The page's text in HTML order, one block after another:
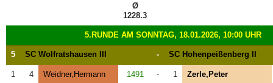
Ø
1228.3
5.RUNDE AM SONNTAG, 18.01.2026, 10:00 UHR
5 SC Wolfratshausen III - SC Hohenpeißenberg II
1 4 Weidner,Hermann 1491 - 1 Zerle,Peter